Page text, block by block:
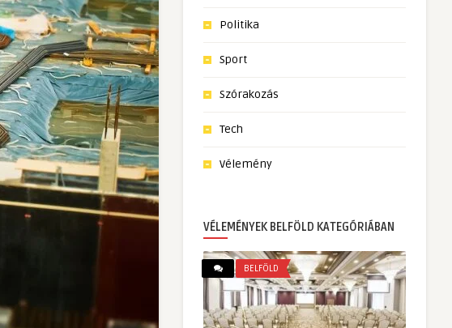
Politika
Sport
Szórakozás
Tech
Vélemény
VÉLEMÉNYEK BELFÖLD KATEGÓRIÁBAN
BELFÖLD